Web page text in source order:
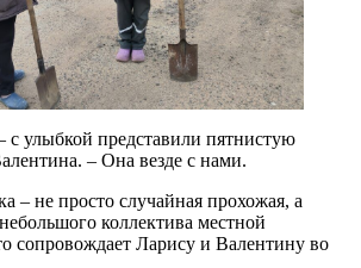
улыбкой представили пятнистую
– Она везде с нами.
– не просто случайная прохожая, а
коллектива местной
сопровождает Ларису и Валентину во